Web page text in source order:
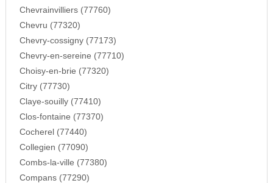
Chevrainvilliers (77760)
Chevru (77320)
Chevry-cossigny (77173)
Chevry-en-sereine (77710)
Choisy-en-brie (77320)
Citry (77730)
Claye-souilly (77410)
Clos-fontaine (77370)
Cocherel (77440)
Collegien (77090)
Combs-la-ville (77380)
Compans (77290)